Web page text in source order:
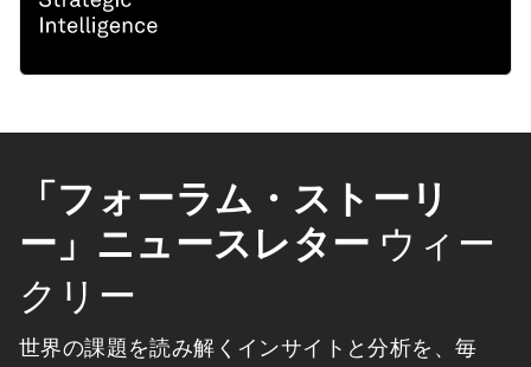
「フォーラム・ストーリ
ー」ニュースレター ウィー
クリー
世界の課題を読み解くインサイトと分析を、毎